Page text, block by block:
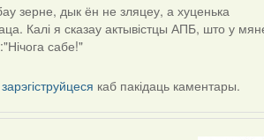
зерне, дык ён не зляцеу, а хуценька
Калі я сказау актывістцы АПБ, што у
сабе!"
зарэгіструйцеся каб пакідаць каментары.